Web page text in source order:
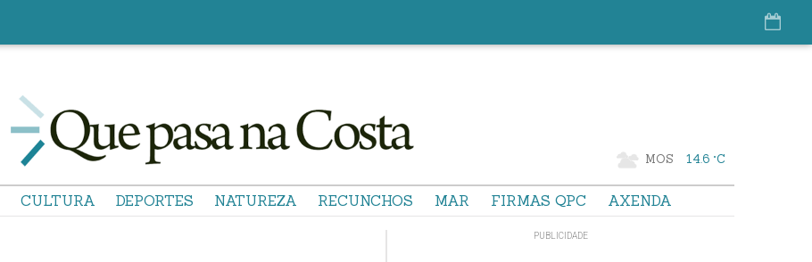
MOS 14.6 °C
CULTURA DEPORTES NATUREZA RECUNCHOS MAR FIRMAS QPC AXENDA